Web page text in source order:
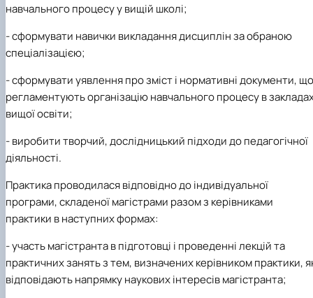
навчального процесу у вищій школі;
- сформувати навички викладання дисциплін за обраною
спеціалізацією;
- сформувати уявлення про зміст і нормативні документи, що
регламентують організацію навчального процесу в
вищої освіти;
- виробити творчий, дослідницький підходи до педагогічної
діяльності.
Практика проводилася відповідно до індивідуальної
програми, складеної магістрами разом з керівниками
практики в наступних формах:
- участь магістранта в підготовці і проведенні лекцій та
практичних занять з тем, визначених керівником практики,
відповідають напрямку наукових інтересів магістранта;